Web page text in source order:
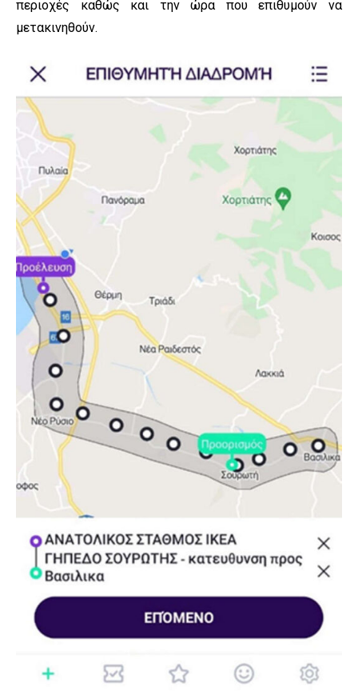
περιοχές καθώς και την ώρα που επιθυμούν να
μετακινηθούν.